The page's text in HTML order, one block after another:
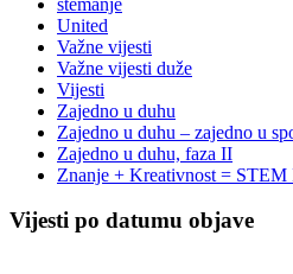
United
Važne vijesti
Važne vijesti duže
Vijesti
Zajedno u duhu
Zajedno u duhu – zajedno u
Zajedno u duhu, faza II
Znanje + Kreativnost = STEM
Vijesti po datumu objave